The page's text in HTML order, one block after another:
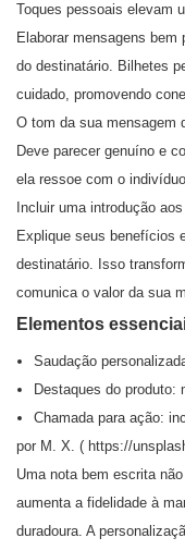
Toques pessoais elevam
Elaborar mensagens
do destinatário. Bilhetes
cuidado, promovendo
O tom da sua mensagem
Deve parecer genuíno e
ela ressoe com o
Incluir uma introdução
Explique seus benefícios
destinatário. Isso
comunica o valor da sua
Elementos
Saudação
Destaques do produto:
Chamada para ação:
por M. X. ( https://
Uma nota bem escrita
aumenta a fidelidade à
duradoura. A